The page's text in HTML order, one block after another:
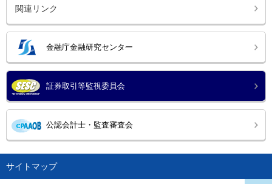
関連リンク
金融庁金融研究センター
証券取引等監視委員会
公認会計士・監査審査会
サイトマップ